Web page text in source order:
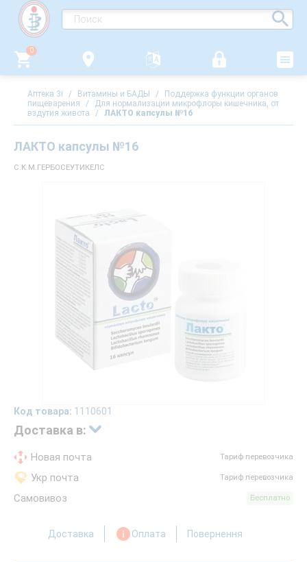
0
Аптека 3i / Витамины и БАДЫ /
Поддержка функции органов
пищеварения
/
Для нормализации микрофлоры кишечника, от
вздутия живота
/ ЛАКТО капсулы №16
ЛАКТО капсулы №16
С.К.М.ГЕРБОСЕУТИКЕЛС
Код товара: 1110601
Доставка в:
Новая почта Тариф перевозчика
Укр почта Тариф перевозчика
Самовивоз Бесплатно
Доставка Оплата Повернення